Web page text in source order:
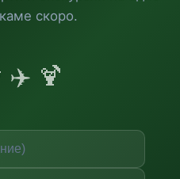
скоро.
🍹